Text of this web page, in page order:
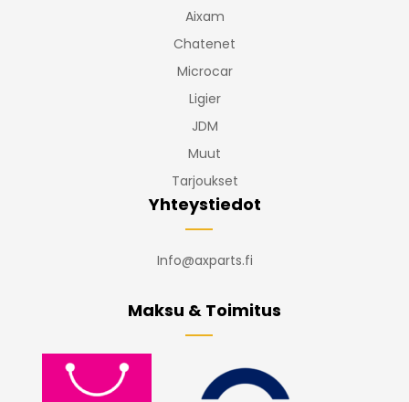
Aixam
Chatenet
Microcar
Ligier
JDM
Muut
Tarjoukset
Yhteystiedot
Info@axparts.fi
Maksu & Toimitus